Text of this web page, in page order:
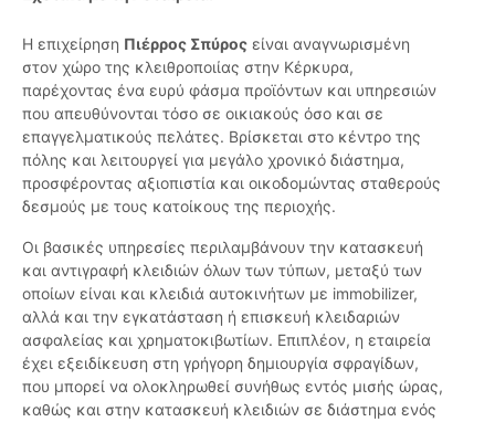
Η επιχείρηση Πιέρρος Σπύρος είναι αναγνωρισμένη
στον χώρο της κλειθροποιίας στην Κέρκυρα,
παρέχοντας ένα ευρύ φάσμα προϊόντων και υπηρεσιών
που απευθύνονται τόσο σε οικιακούς όσο και σε
επαγγελματικούς πελάτες. Βρίσκεται στο κέντρο της
πόλης και λειτουργεί για μεγάλο χρονικό διάστημα,
προσφέροντας αξιοπιστία και οικοδομώντας σταθερούς
δεσμούς με τους κατοίκους της περιοχής.
Οι βασικές υπηρεσίες περιλαμβάνουν την κατασκευή
και αντιγραφή κλειδιών όλων των τύπων, μεταξύ των
οποίων είναι και κλειδιά αυτοκινήτων με immobilizer,
αλλά και την εγκατάσταση ή επισκευή κλειδαριών
ασφαλείας και χρηματοκιβωτίων. Επιπλέον, η εταιρεία
έχει εξειδίκευση στη γρήγορη δημιουργία σφραγίδων,
που μπορεί να ολοκληρωθεί συνήθως εντός μισής ώρας,
καθώς και στην κατασκευή κλειδιών σε διάστημα ενός